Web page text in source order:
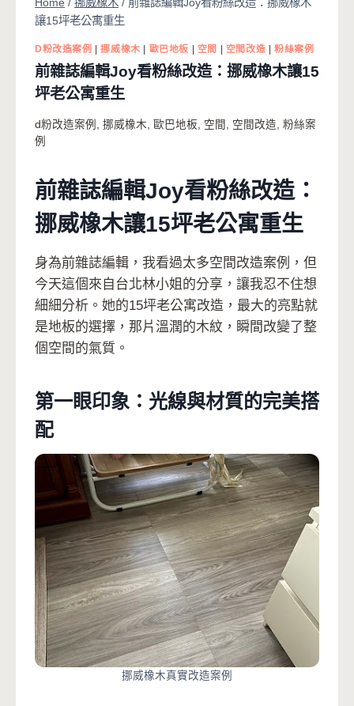
讓15坪老公寓重生
D粉改造案例 |挪威橡木 | 歐巴地板 | 空間 | 空間改造 | 粉絲案例
前雜誌編輯Joy看粉絲改造：挪威橡木讓15
坪老公寓重生
d粉改造案例 , 挪威橡木, 歐巴地板, 空間 , 空間改造, 粉絲案
例
前雜誌編輯Joy看粉絲改造：
挪威橡木讓15坪老公寓重生
身為前雜誌編輯，我看過太多空間改造案例，但
今天這個來自台北林小姐的分享，讓我忍不住想
細細分析。她的15坪老公寓改造，最大的亮點就
是地板的選擇，那片溫潤的木紋，瞬間改變了整
個空間的氣質。
第一眼印象：光線與材質的完美搭
配
挪威橡木真實改造案例